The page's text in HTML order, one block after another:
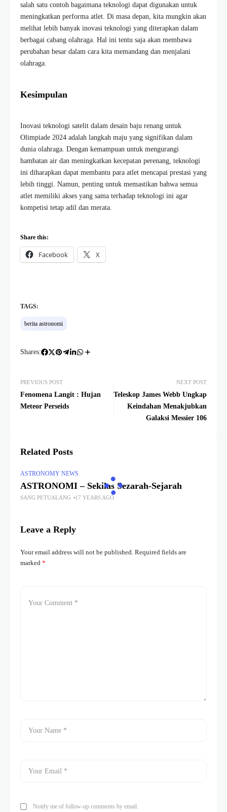
salah satu contoh bagaimana teknologi dapat digunakan untuk
meningkatkan performa atlet. Di masa depan, kita mungkin akan
melihat lebih banyak inovasi teknologi yang diterapkan dalam
berbagai cabang olahraga. Hal ini tentu saja akan membawa
perubahan besar dalam cara kita memandang dan menjalani
olahraga.
Kesimpulan
Inovasi teknologi satelit dalam desain baju renang untuk
Olimpiade 2024 adalah langkah maju yang signifikan dalam
dunia olahraga. Dengan kemampuan untuk mengurangi
hambatan air dan meningkatkan kecepatan perenang, teknologi
ini diharapkan dapat membantu para atlet mencapai prestasi yang
lebih tinggi. Namun, penting untuk memastikan bahwa semua
atlet memiliki akses yang sama terhadap teknologi ini agar
kompetisi tetap adil dan merata.
Share this:
Facebook X
TAGS:
berita astronomi
Shares:
PREVIOUS POST
Fenomena Langit : Hujan
Meteor Perseids
NEXT POST
Teleskop James Webb Ungkap
Keindahan Menakjubkan
Galaksi Messier 106
Related Posts
ASTRONOMY NEWS
ASTRONOMI – Sekilas Sezarah-Sejarah
SANG PETUALANG 17 YEARS AGO
Leave a Reply
Your email address will not be published. Required fields are
marked *
Notify me of follow-up comments by email.